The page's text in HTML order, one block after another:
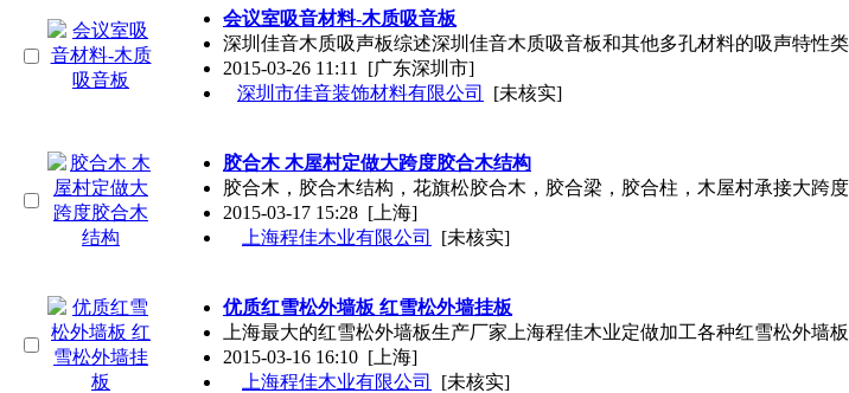
会议室吸音材料-木质吸音板
深圳佳音木质吸声板综述深圳佳音木质吸音板和其他多孔材料的吸声特性
2015-03-26 11:11 [广东深圳市]
深圳市佳音装饰材料有限公司
[未核实]
胶合木 木屋村定做大跨度胶合木结构
胶合木，胶合木结构，花旗松胶合木，胶合梁，胶合柱，木屋村承接大跨
2015-03-17 15:28 [上海]
上海程佳木业有限公司
[未核实]
优质红雪松外墙板 红雪松外墙挂板
上海最大的红雪松外墙板生产厂家上海程佳木业定做加工各种红雪松外
2015-03-16 16:10 [上海]
上海程佳木业有限公司
[未核实]